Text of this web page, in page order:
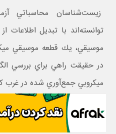
زيست‌شناسان محاسباتي
توانسته‌اند با تبديل
موسيقي، يك قطعه موسيقي
در حقيقت راهي براي بررسي
ميكروبي جمع‌آوري شده در غرب